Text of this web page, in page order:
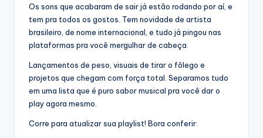
Os sons que acabaram de sair já estão rodando por aí, e
tem pra todos os gostos. Tem novidade de artista
brasileiro, de nome internacional, e tudo já pingou nas
plataformas pra você mergulhar de cabeça.
Lançamentos de peso, visuais de tirar o fôlego e
projetos que chegam com força total. Separamos tudo
em uma lista que é puro sabor musical pra você dar o
play agora mesmo.
Corre para atualizar sua playlist! Bora conferir: